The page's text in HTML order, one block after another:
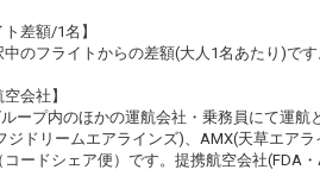
ト差額/1名】
のフライトからの差額(大人1名あたり)です
空会社】
ループ内のほかの運航会社・乗務員にて運航
ジドリームエアラインズ)、AMX(天草エア
コードシェア便）です。提携航空会社(FDA